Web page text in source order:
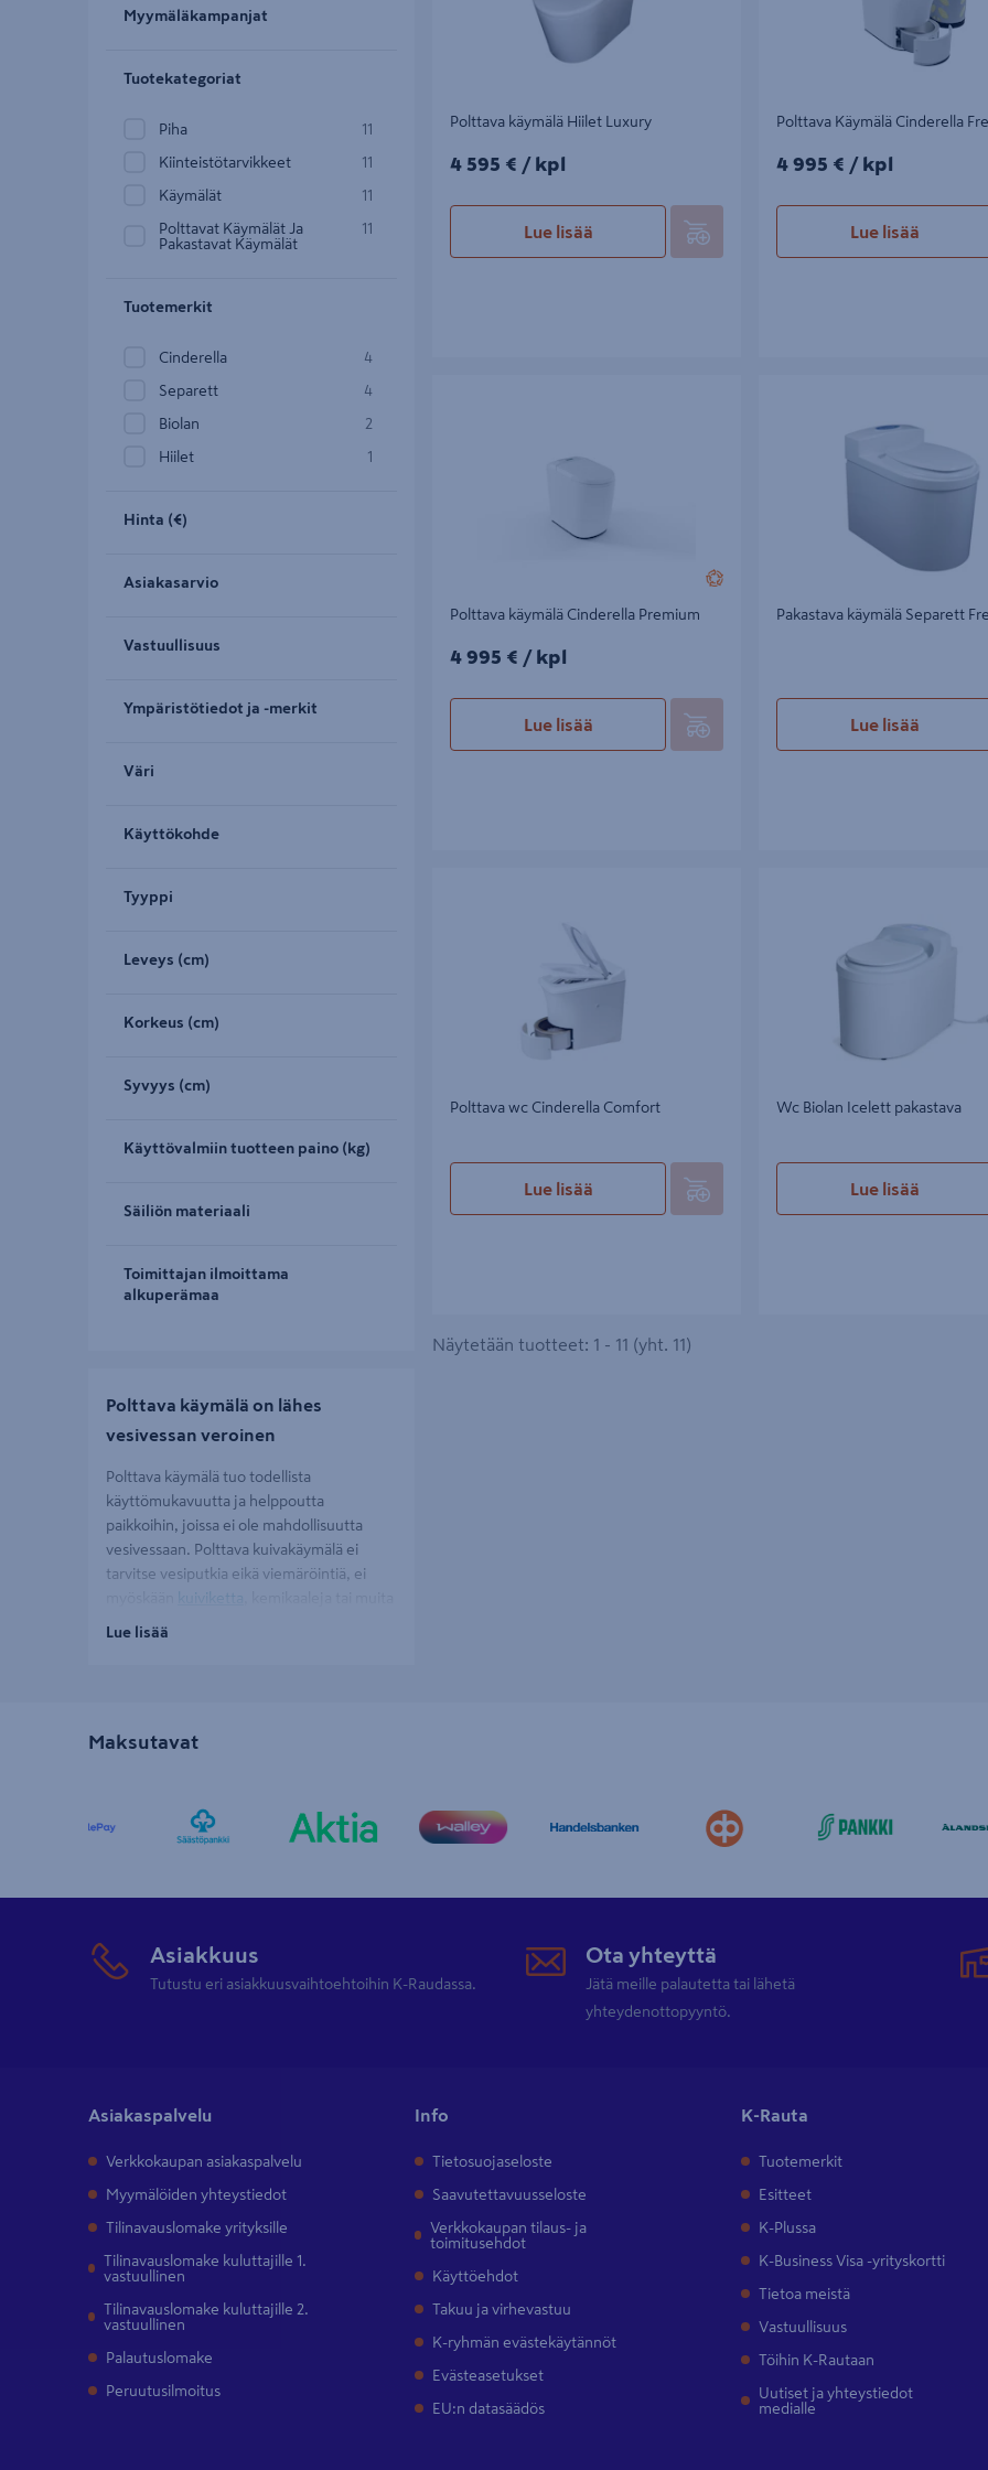
Myymäläkampanjat
Tuotekategoriat
Piha 11
Kiinteistötarvikkeet 11
Käymälät 11
Polttavat Käymälät Ja
Pakastavat Käymälät
11
Tuotemerkit
Cinderella 4
Separett 4
Biolan 2
Hiilet 1
Hinta (€)
Asiakasarvio
Vastuullisuus
Ympäristötiedot ja -merkit
Väri
Käyttökohde
Tyyppi
Leveys (cm)
Korkeus (cm)
Syvyys (cm)
Käyttövalmiin tuotteen paino (kg)
Säiliön materiaali
Toimittajan ilmoittama
alkuperämaa
Polttava käymälä on lähes
vesivessan veroinen
Polttava käymälä tuo todellista
käyttömukavuutta ja helppoutta
paikkoihin, joissa ei ole mahdollisuutta
vesivessaan. Polttava kuivakäymälä ei
tarvitse vesiputkia eikä viemäröintiä, ei
kuiviketta
aineita. Polttava wc on siten esimerkiksi
nestekaasulla
Polttava vessa vaatii ainoastaan
eli sähköä, tuuletusputken ja
polttokäymälöitä, jotka toimivat
nestekaasulla. Ne ovat erinomaisia
paikkoihin, joissa verkkovirtaa ei ole
polttava käymälä
lopputuloksena vain pieni määrä puhdasta
tuhkaa, jota ei tarvitse jälkikäsitellä. Sen
helppo tyhjentää. Laadukas polttava
turvallinen. Laadukkaita polttavia
käymälöitä ovat mm.
Lue lisää
Polttava käymälä Hiilet Luxury
4595€/kpl
4 595 € / kpl
Lue lisää
Polttava Käymälä Cinderella
4995€/kpl
4 995 € / kpl
Lue lisää
Polttava käymälä Cinderella Premium
4995€/kpl
4 995 € / kpl
Lue lisää
Pakastava käymälä Separett
Lue lisää
Polttava wc Cinderella Comfort
Lue lisää
Wc Biolan Icelett pakastava
Lue lisää
Näytetään tuotteet: 1 - 11 (yht. 11)
Maksutavat
Asiakkuus
Tutustu eri asiakkuusvaihtoehtoihin K-Raudassa.
Ota yhteyttä
Jätä meille palautetta tai lähetä
yhteydenottopyyntö.
Asiakaspalvelu
Verkkokaupan asiakaspalvelu
Myymälöiden yhteystiedot
Tilinavauslomake yrityksille
Tilinavauslomake kuluttajille 1.
vastuullinen
Tilinavauslomake kuluttajille 2.
vastuullinen
Palautuslomake
Peruutusilmoitus
Info
Tietosuojaseloste
Saavutettavuusseloste
Verkkokaupan tilaus- ja
toimitusehdot
Käyttöehdot
Takuu ja virhevastuu
K-ryhmän evästekäytännöt
Evästeasetukset
EU:n datasäädös
K-Rauta
Tuotemerkit
Esitteet
K-Plussa
K-Business Visa -yrityskortti
Tietoa meistä
Vastuullisuus
Töihin K-Rautaan
Uutiset ja yhteystiedot
medialle